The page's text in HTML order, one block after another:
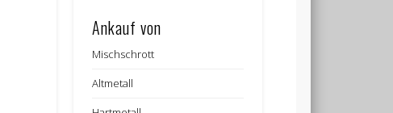
Ankauf von
Mischschrott
Altmetall